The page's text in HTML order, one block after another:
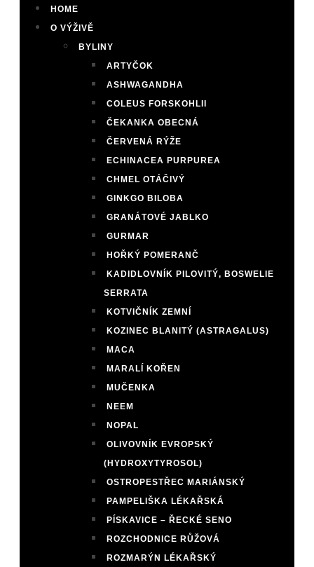
HOME
O VÝŽIVĚ
BYLINY
ARTYČOK
ASHWAGANDHA
COLEUS FORSKOHLII
ČEKANKA OBECNÁ
ČERVENÁ RÝŽE
ECHINACEA PURPUREA
CHMEL OTÁČIVÝ
GINKGO BILOBA
GRANÁTOVÉ JABLKO
GURMAR
HOŘKÝ POMERANČ
KADIDLOVNÍK PILOVITÝ, BOSWELIE
SERRATA
KOTVIČNÍK ZEMNÍ
KOZINEC BLANITÝ (ASTRAGALUS)
MACA
MARALÍ KOŘEN
MUČENKA
NEEM
NOPAL
OLIVOVNÍK EVROPSKÝ
(HYDROXYTYROSOL)
OSTROPESTŘEC MARIÁNSKÝ
PAMPELIŠKA LÉKAŘSKÁ
PÍSKAVICE – ŘECKÉ SENO
ROZCHODNICE RŮŽOVÁ
ROZMARÝN LÉKAŘSKÝ